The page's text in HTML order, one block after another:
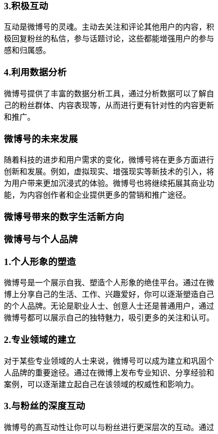
3.积极互动
互动是微博号的灵魂。主动去关注和评论其他用户的内容，积
极回复粉丝的私信，参与话题讨论，这些都能增强用户的参与
感和归属感。
4.利用数据分析
微博号提供了丰富的数据分析工具，通过分析数据可以了解自
己的粉丝群体、内容表现等，从而进行更有针对性的内容更新
和推广。
微博号的未来发展
随着科技的进步和用户需求的变化，微博号将在更多方面进行
创新和发展。例如，虚拟现实、增强现实等新技术的引入，将
为用户带来更加沉浸式的体验。微博号也将继续拓展其商业功
能，为内容创作者和企业提供更多的营销和推广途径。
微博号带来的数字生活新方向
微博号与个人品牌
1.个人形象的塑造
微博号是一个展示自我、塑造个人形象的绝佳平台。通过在微
博上分享自己的生活、工作、兴趣爱好，你可以逐渐塑造自己
的个人品牌。无论是职业人士、创意人士还是普通用户，通过
微博号都可以展示自己的独特魅力，吸引更多的关注和认可。
2.专业领域的建立
对于某些专业领域的人士来说，微博号可以成为建立和巩固个
人品牌的重要途径。通过在微博上发布专业知识、分享经验和
案例，可以逐渐建立起自己在该领域的权威性和影响力。
3.与粉丝的深度互动
微博号的高互动性让你可以与粉丝进行更深层次的互动。通过